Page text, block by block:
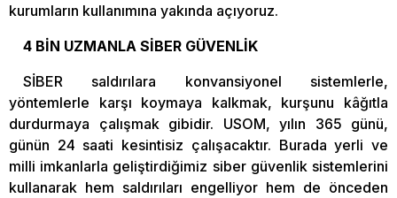
kurumların kullanımına yakında açıyoruz.
4 BİN UZMANLA SİBER GÜVENLİK
SİBER saldırılara konvansiyonel sistemlerle,
yöntemlerle karşı koymaya kalkmak, kurşunu kâğıtla
durdurmaya çalışmak gibidir. USOM, yılın 365 günü,
günün 24 saati kesintisiz çalışacaktır. Burada yerli ve
milli imkanlarla geliştirdiğimiz siber güvenlik sistemlerini
kullanarak hem saldırıları engelliyor hem de önceden